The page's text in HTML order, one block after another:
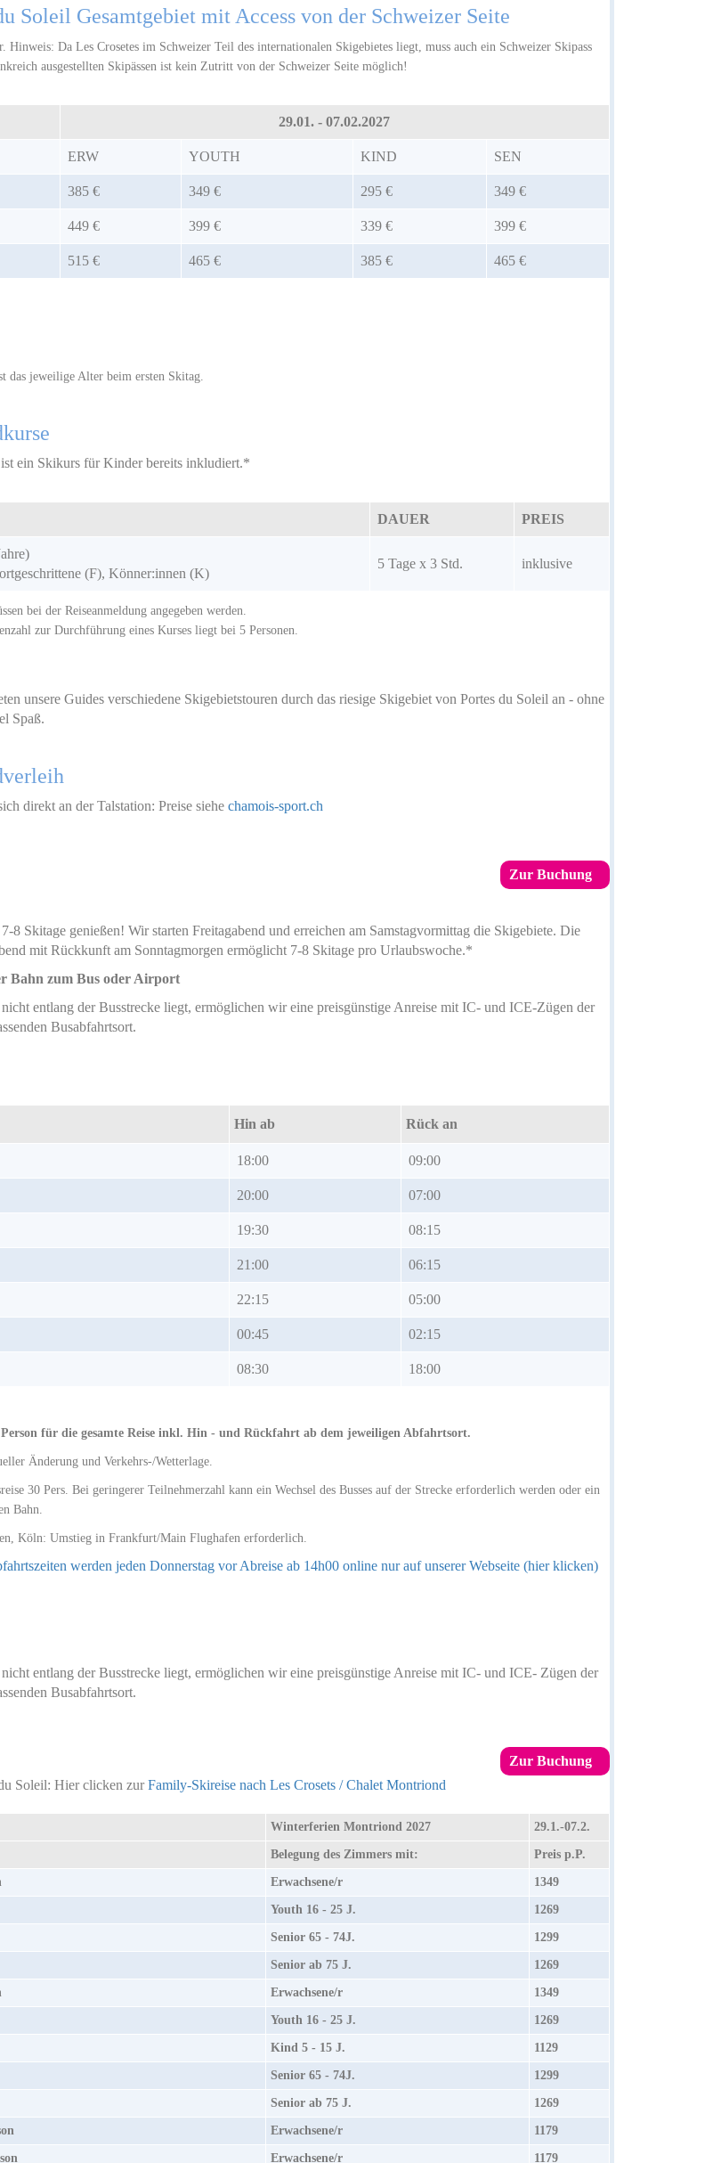
Soleil Gesamtgebiet mit Access von der Schweizer Seite
Hinweis: Da Les Crosetes im Schweizer Teil des internationalen Skigebietes liegt, muss auch ein Schweizer Skipass
ausgestellten Skipässen ist kein Zutritt von der Schweizer Seite möglich!
29.01. - 07.02.2027
ERW YOUTH KIND SEN
385 € 349 € 295 € 349 €
449 € 399 € 339 € 399 €
515 € 465 € 385 € 465 €
das jeweilige Alter beim ersten Skitag.
ein Skikurs für Kinder bereits inkludiert.*
DAUER PREIS
(F), Könner:innen (K)
5 Tage x 3 Std. inklusive
bei der Reiseanmeldung angegeben werden.
zur Durchführung eines Kurses liegt bei 5 Personen.
unsere Guides verschiedene Skigebietstouren durch das riesige Skigebiet von Portes du Soleil an - ohne
Spaß.
direkt an der Talstation: Preise siehe chamois-sport.ch
Zur Buchung
8 Skitage genießen! Wir starten Freitagabend und erreichen am Samstagvormittag die Skigebiete. Die
mit Rückkunft am Sonntagmorgen ermöglicht 7-8 Skitage pro Urlaubswoche.*
Bahn zum Bus oder Airport
entlang der Busstrecke liegt, ermöglichen wir eine preisgünstige Anreise mit IC- und ICE-Zügen der
Busabfahrtsort.
Hin ab Rück an
18:00 09:00
20:00 07:00
19:30 08:15
21:00 06:15
22:15 05:00
00:45 02:15
08:30 18:00
für die gesamte Reise inkl. Hin - und Rückfahrt ab dem jeweiligen Abfahrtsort.
Änderung und Verkehrs-/Wetterlage.
30 Pers. Bei geringerer Teilnehmerzahl kann ein Wechsel des Busses auf der Strecke erforderlich werden oder ein
Bahn.
Köln: Umstieg in Frankfurt/Main Flughafen erforderlich.
werden jeden Donnerstag vor Abreise ab 14h00 online nur auf unserer Webseite (hier klicken)
entlang der Busstrecke liegt, ermöglichen wir eine preisgünstige Anreise mit IC- und ICE- Zügen der
Busabfahrtsort.
Zur Buchung
Soleil: Hier clicken zurFamily-Skireise nach Les Crosets / Chalet Montriond
Winterferien Montriond 2027 29.1.-07.2.
Belegung des Zimmers mit: Preis p.P.
Erwachsene/r 1349
Youth 16 - 25 J. 1269
Senior 65 - 74J. 1299
Senior ab 75 J. 1269
Erwachsene/r 1349
Youth 16 - 25 J. 1269
Kind 5 - 15 J. 1129
Senior 65 - 74J. 1299
Senior ab 75 J. 1269
Erwachsene/r 1179
Erwachsene/r 1179